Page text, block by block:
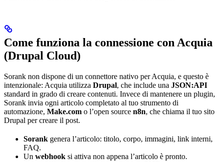
Come funziona la connessione con Acquia
(Drupal Cloud)
Sorank non dispone di un connettore nativo per Acquia, e questo è
intenzionale: Acquia utilizza Drupal, che include una JSON:API
standard in grado di creare contenuti. Invece di mantenere un plugin,
Sorank invia ogni articolo completato al tuo strumento di
automazione, Make.com o l’open source n8n, che chiama il tuo sito
Drupal per creare il post.
Sorank genera l’articolo: titolo, corpo, immagini, link interni,
FAQ.
Un webhook si attiva non appena l’articolo è pronto.